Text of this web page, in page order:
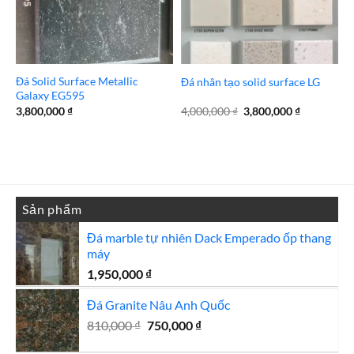
Đá Solid Surface Metallic
Galaxy EG595
3,800,000₫
Đá nhân tạo solid surface LG
4,000,000₫ Giá
gốc
3,800,000₫Giá
Sản phẩm
Đá marble tự nhiên Dack Emperado ốp thang
máy
1,950,000 ₫
Đá Granite Nâu Anh Quốc
810,000₫ Giá
750,000 ₫Giá